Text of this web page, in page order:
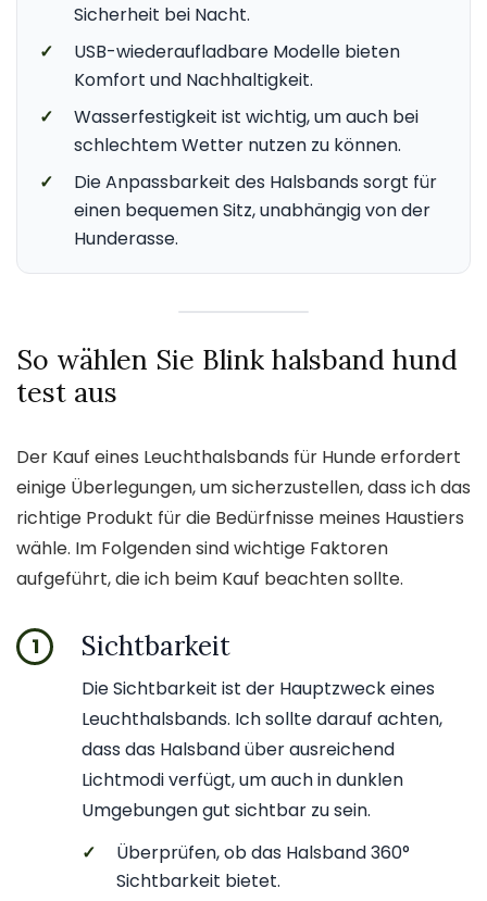
Sicherheit bei Nacht.
✓
USB-wiederaufladbare Modelle bieten
Komfort und Nachhaltigkeit.
✓
Wasserfestigkeit ist wichtig, um auch bei
schlechtem Wetter nutzen zu können.
✓
Die Anpassbarkeit des Halsbands sorgt für
einen bequemen Sitz, unabhängig von der
Hunderasse.
So wählen Sie Blink halsband hund
test aus
Der Kauf eines Leuchthalsbands für Hunde erfordert
einige Überlegungen, um sicherzustellen, dass ich das
richtige Produkt für die Bedürfnisse meines Haustiers
wähle. Im Folgenden sind wichtige Faktoren
aufgeführt, die ich beim Kauf beachten sollte.
1 Sichtbarkeit
Die Sichtbarkeit ist der Hauptzweck eines
Leuchthalsbands. Ich sollte darauf achten,
dass das Halsband über ausreichend
Lichtmodi verfügt, um auch in dunklen
Umgebungen gut sichtbar zu sein.
✓
Überprüfen, ob das Halsband 360°
Sichtbarkeit bietet.